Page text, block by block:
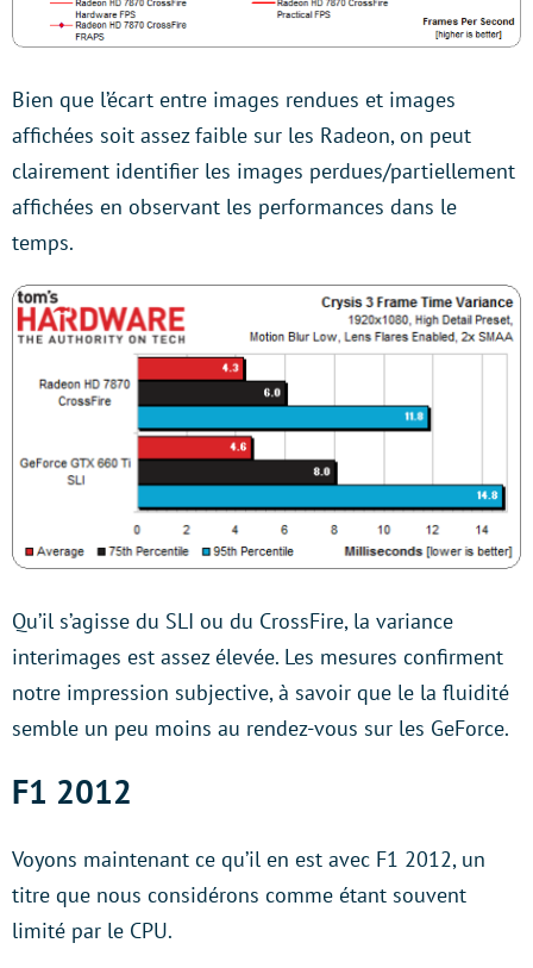
Bien que l’écart entre images rendues et images
affichées soit assez faible sur les Radeon, on peut
clairement identifier les images perdues/partiellement
affichées en observant les performances dans le
temps.
Qu’il s’agisse du SLI ou du CrossFire, la variance
interimages est assez élevée. Les mesures confirment
notre impression subjective, à savoir que le la fluidité
semble un peu moins au rendez-vous sur les GeForce.
F1 2012
Voyons maintenant ce qu’il en est avec F1 2012, un
titre que nous considérons comme étant souvent
limité par le CPU.